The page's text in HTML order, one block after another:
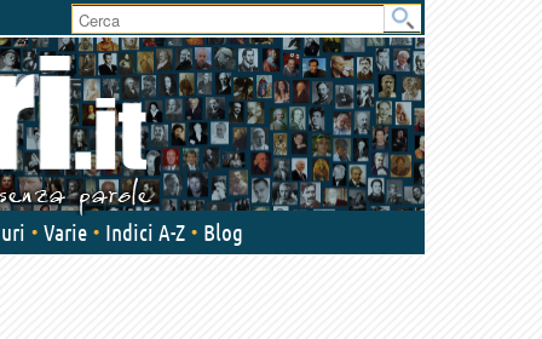
User
area
Varie Indici A-Z Blog